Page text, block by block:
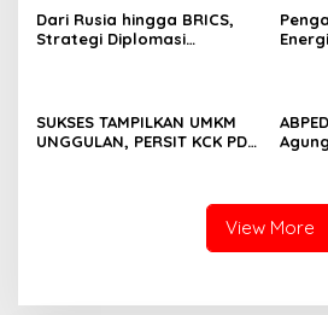
Dari Rusia hingga BRICS,
Strategi Diplomasi
SUKSES TAMPILKAN UMKM
UNGGULAN, PERSIT KCK PD
View More